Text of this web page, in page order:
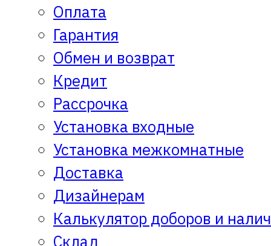
Оплата
Гарантия
Обмен и возврат
Кредит
Рассрочка
Установка входные
Установка межкомнатные
Доставка
Дизайнерам
Калькулятор доборов и
Склад